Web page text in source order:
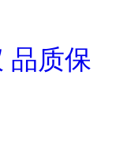
品质保